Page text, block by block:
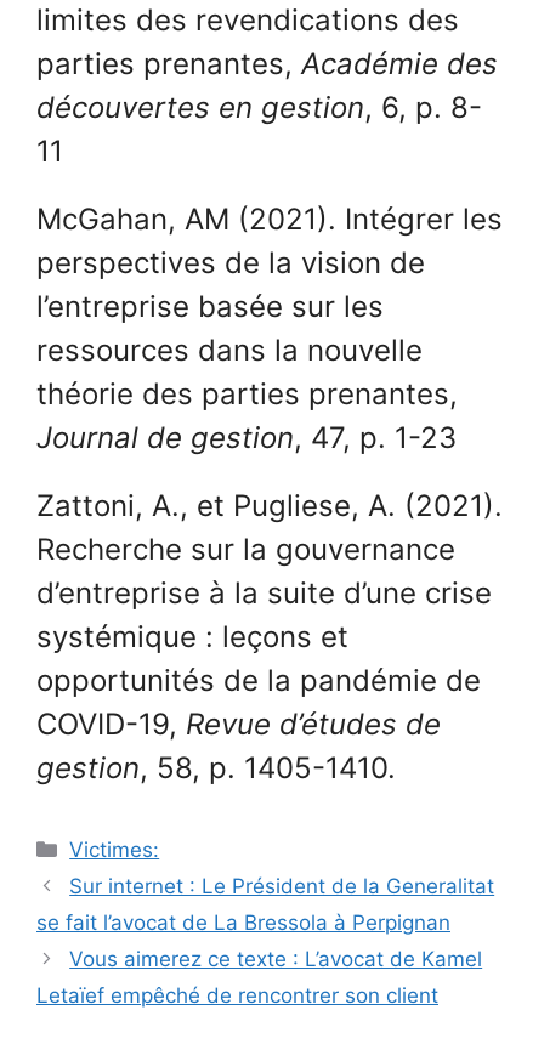
limites des revendications des
parties prenantes, Académie des
découvertes en gestion, 6, p. 8-
11
McGahan, AM (2021). Intégrer les
perspectives de la vision de
l’entreprise basée sur les
ressources dans la nouvelle
théorie des parties prenantes,
Journal de gestion, 47, p. 1-23
Zattoni, A., et Pugliese, A. (2021).
Recherche sur la gouvernance
d’entreprise à la suite d’une crise
systémique : leçons et
opportunités de la pandémie de
COVID-19, Revue d’études de
gestion, 58, p. 1405-1410.
Catégories
Victimes:
Navigation
des
Sur internet : Le Président de la Generalitat
se fait l’avocat de La Bressola à Perpignan
Vous aimerez ce texte : L’avocat de Kamel
Letaïef empêché de rencontrer son client